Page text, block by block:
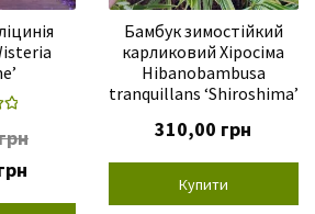
0
г
р
н
р
н
.
Бамбук зимостійкий
карликовий Хіросіма
Hibanobambusa
tranquillans ‘Shiroshima’
310,00 грн
Купити